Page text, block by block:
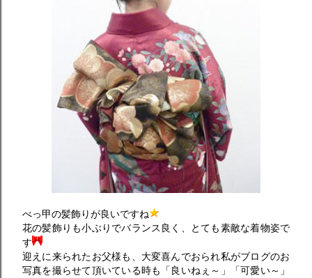
べっ甲の髪飾りが良いですね
花の髪飾りも小ぶりでバランス良く、とても素敵な着物姿で
す
迎えに来られたお父様も、大変喜んでおられ私がブログのお
写真を撮らせて頂いている時も「良いねぇ～」「可愛い～」